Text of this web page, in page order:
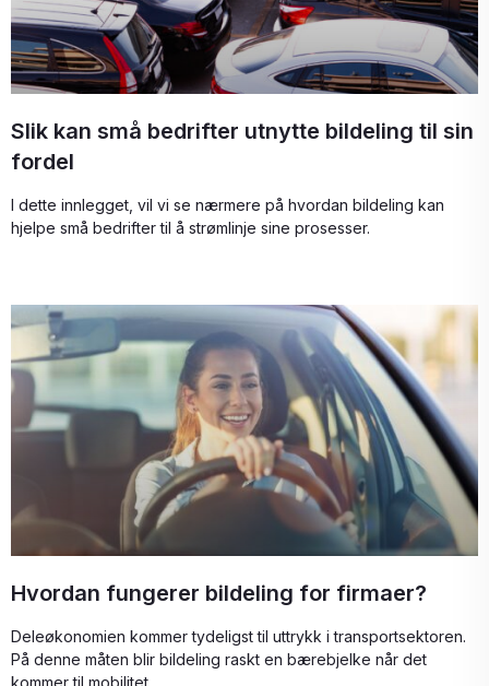
Slik kan små bedrifter utnytte bildeling til sin
fordel
I dette innlegget, vil vi se nærmere på hvordan bildeling kan
hjelpe små bedrifter til å strømlinje sine prosesser.
Hvordan fungerer bildeling for firmaer?
Deleøkonomien kommer tydeligst til uttrykk i transportsektoren.
På denne måten blir bildeling raskt en bærebjelke når det
kommer til mobilitet.